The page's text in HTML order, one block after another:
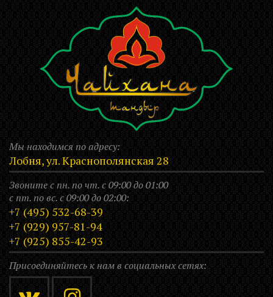
Мы находимся по адресу:
Лобня, ул. Краснополянская 28
Звоните с пн. по чт. с 09:00 до 01:00
с пт. по вс. с 09:00 до 02:00:
+7 (495) 532-68-39
+7 (929) 957-81-94
+7 (925) 855-42-93
Присоединяйтесь к нам в социальных сетях: